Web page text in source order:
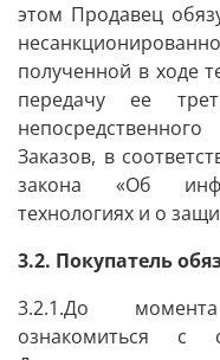
этом Продавец
полученной в ходе
передачу ее
Заказов, в
закона «Об
технологиях и о
3.2. Покупатель
3.2.1.До
ознакомиться с